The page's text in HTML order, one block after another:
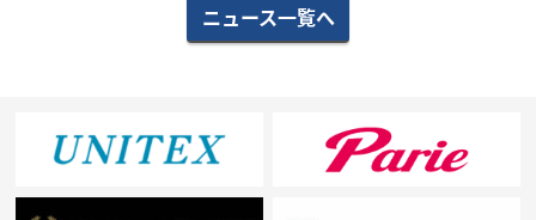
ニュース一覧へ